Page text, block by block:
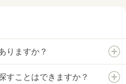
りますか？
すことはできますか？